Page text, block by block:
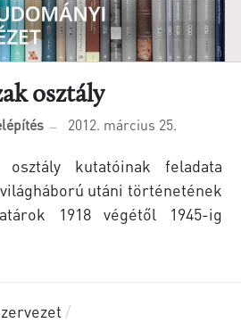
osztály
2012. március 25.
kutatóinak feladata
utáni történetének
1918 végétől 1945-ig